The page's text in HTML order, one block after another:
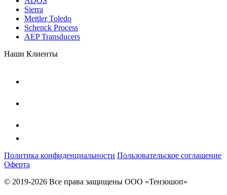
Sierra
Mettler Toledo
Schenck Process
AEP Transducers
Наши Клиенты
Политика конфиденциальности Пользовательское соглашение
Оферта
© 2019-2026 Все права защищены ООО «Тензошоп»